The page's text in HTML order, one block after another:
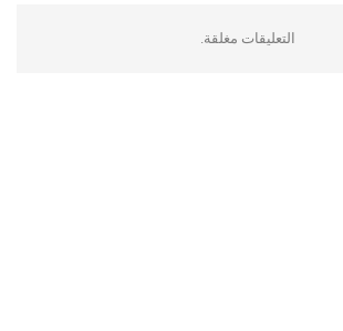
التعليقات مغلقة.